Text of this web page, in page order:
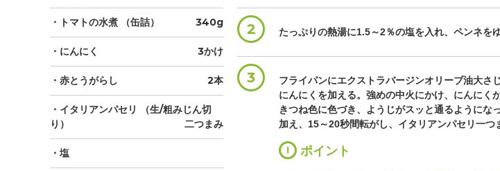
・トマトの水煮 （缶詰） 340g
・にんにく 3かけ
・赤とうがらし 2本
・イタリアンパセリ
（生/粗みじん切
り）
二つまみ
・塩
2 たっぷりの熱湯に1.5～2％の塩を入れ、ペンネを
3
フライパンにエクストラバージンオリーブ油大さ
にんにくを加える。強めの中火にかけ、にんにく
きつね色に色づき、ようじがスッと通るようにな
加え、15～20秒間転がし、イタリアンパセリ一つ
! ポイント